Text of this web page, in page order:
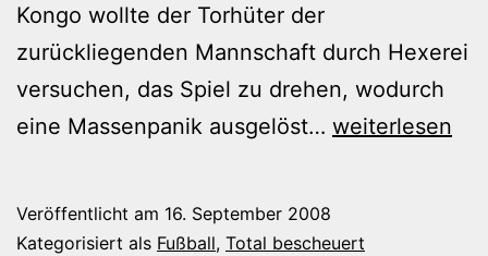
Kongo wollte der Torhüter der
zurückliegenden Mannschaft durch Hexerei
versuchen, das Spiel zu drehen, wodurch
eine Massenpanik ausgelöst… Jim
die
weiterlesen
Veröffentlicht am 16. September 2008
Kategorisiert als Fußball, Total bescheuert